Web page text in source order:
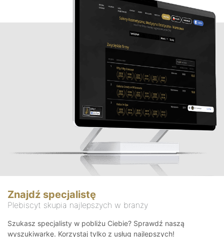
Znajdź specjalistę
Plebiscyt skupia najlepszych w branży
Szukasz specjalisty w pobliżu Ciebie? Sprawdź naszą
wyszukiwarkę. Korzystaj tylko z usług najlepszych!